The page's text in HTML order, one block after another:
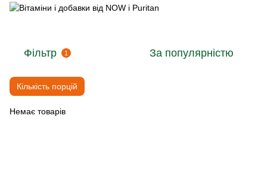
Фільтр 1 За популярністю
Кількість порцій
Немає товарів